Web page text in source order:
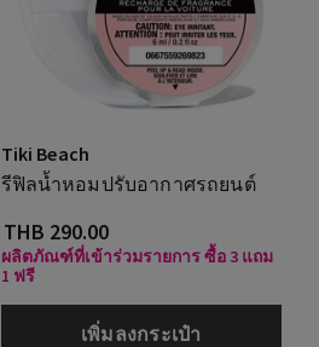
Tiki Beach
รีฟิลน้ำหอมปรับอากาศรถยนต์
THB 290.00
ผลิตภัณฑ์ที่เข้าร่วมรายการ ซื้อ 3 แถม
1 ฟรี
เพิ่มลงกระเป๋า